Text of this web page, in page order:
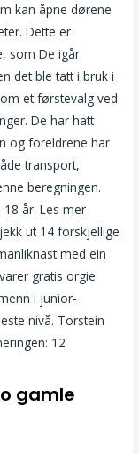
kan åpne dørene
Dette er
som De igår
det ble tatt i bruk i
et førstevalg ved
De har hatt
og foreldrene har
transport,
beregningen.
år. Les mer
ut 14 forskjellige
med ein
gratis orgie
i junior-
nivå. Torstein
12
gamle